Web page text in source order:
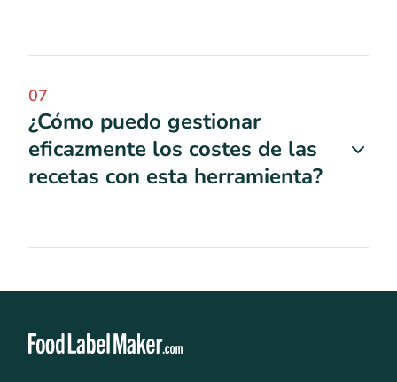
07
¿Cómo puedo gestionar
eficazmente los costes de las
recetas con esta herramienta?